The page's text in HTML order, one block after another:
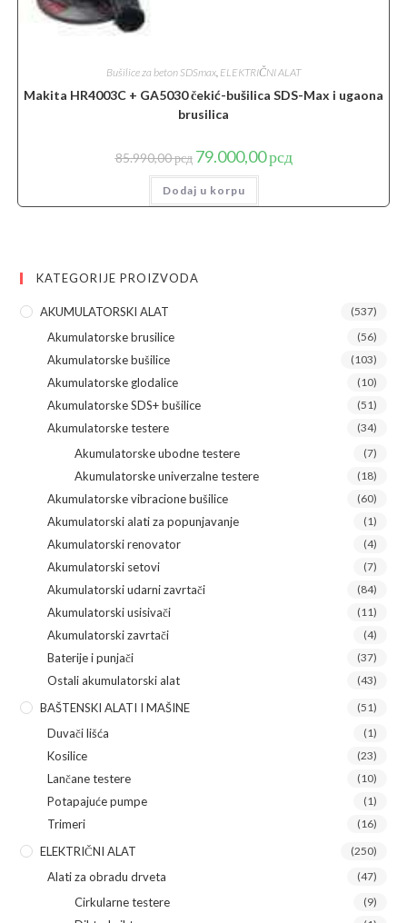
Bušilice za beton SDSmax ELEKTRIČNI ALAT
Makita HR4003C + GA5030 čekić-bušilica SDS-Max i ugaona
brusilica
85.990,00рсд Originalna
cena
je
bila:
85.990,00 рсд.
79.000,00рсдTrenutna
cena
Dodaj u korpu
KATEGORIJE PROIZVODA
AKUMULATORSKI ALAT (537)
Akumulatorske brusilice (56)
Akumulatorske bušilice (103)
Akumulatorske glodalice (10)
Akumulatorske SDS+ bušilice (51)
Akumulatorske testere (34)
Akumulatorske ubodne testere (7)
Akumulatorske univerzalne testere (18)
Akumulatorske vibracione bušilice (60)
Akumulatorski alati za popunjavanje (1)
Akumulatorski renovator (4)
Akumulatorski setovi (7)
Akumulatorski udarni zavrtači (84)
Akumulatorski usisivači (11)
Akumulatorski zavrtači (4)
Baterije i punjači (37)
Ostali akumulatorski alat (43)
BAŠTENSKI ALATI I MAŠINE (51)
Duvači lišća (1)
Kosilice (23)
Lančane testere (10)
Potapajuće pumpe (1)
Trimeri (16)
ELEKTRIČNI ALAT (250)
Alati za obradu drveta (47)
Cirkularne testere (9)